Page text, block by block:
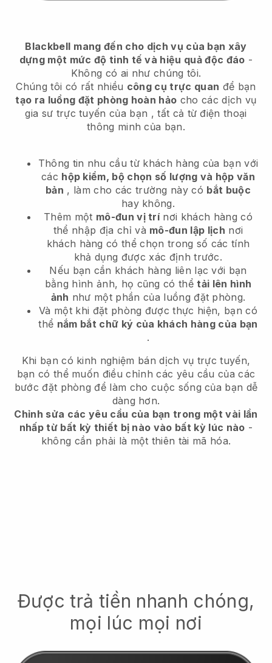
Blackbell mang đến cho dịch vụ của bạn xây
dựng một mức độ tinh tế và hiệu quả độc đáo -
Không có ai như chúng tôi.
Chúng tôi có rất nhiều công cụ trực quan để bạn
tạo ra luồng đặt phòng hoàn hảo cho các dịch vụ
gia sư trực tuyến của bạn , tất cả từ điện thoại
thông minh của bạn.
Thông tin nhu cầu từ khách hàng của bạn với
các hộp kiểm, bộ chọn số lượng và hộp văn
bản , làm cho các trường này có bắt buộc
hay không.
Thêm một mô-đun vị trínơi khách hàng có
thể nhập địa chỉ và mô-đun lập lịch nơi
khách hàng có thể chọn trong số các tính
khả dụng được xác định trước.
Nếu bạn cần khách hàng liên lạc với bạn
bằng hình ảnh, họ cũng có thểtải lên hình
ảnh như một phần của luồng đặt phòng.
Và một khi đặt phòng được thực hiện, bạn có
thể nắm bắt chữ ký của khách hàng của bạn
.
Khi bạn có kinh nghiệm bán dịch vụ trực tuyến,
bạn có thể muốn điều chỉnh các yêu cầu của các
bước đặt phòng để làm cho cuộc sống của bạn dễ
dàng hơn.
Chỉnh sửa các yêu cầu của bạn trong một vài lần
nhấp từ bất kỳ thiết bị nào vào bất kỳ lúc nào -
không cần phải là một thiên tài mã hóa.
Được trả tiền nhanh chóng,
mọi lúc mọi nơi